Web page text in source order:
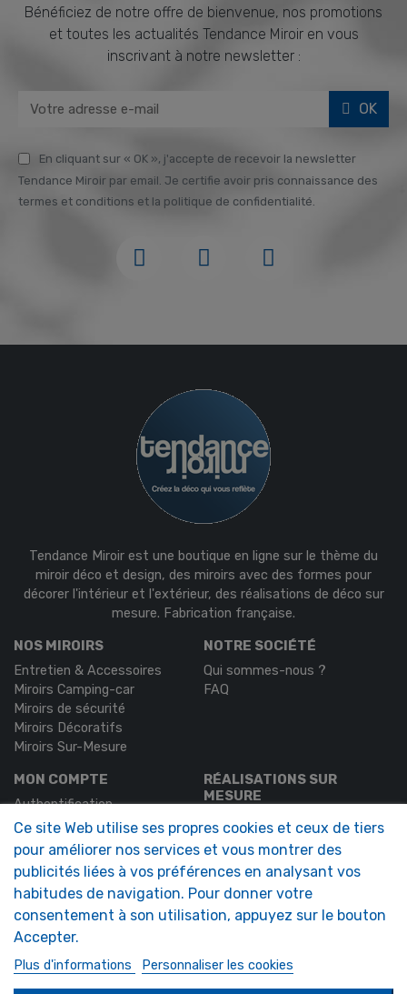
Bénéficiez de notre offre de bienvenue, nos promotions
et toutes les actualités Tendance Miroir en vous
inscrivant à notre newsletter :
OK
En cliquant sur « OK », j'accepte de recevoir la newsletter
Tendance Miroir par email. Je certifie avoir pris connaissance des
termes et conditions et la politique de confidentialité.
Tendance Miroir est une boutique en ligne sur le thème du
miroir déco et design, des miroirs avec des formes pour
décorer l'intérieur et l'extérieur, des réalisations de déco sur
mesure. Fabrication française.
NOS MIROIRS
Entretien & Accessoires
Miroirs Camping-car
Miroirs de sécurité
Miroirs Décoratifs
Miroirs Sur-Mesure
NOTRE SOCIÉTÉ
Qui sommes-nous ?
FAQ
MON COMPTE
Authentification
Mon compte
RÉALISATIONS SUR
MESURE
Demande de devis
SOLIMAR SARL
1324 Boulevard du Vivarais
07000 Privas
Tel.
04 75 30 88 64
contact@tendance-miroir.com
Ce site Web utilise ses propres cookies et ceux de tiers
pour améliorer nos services et vous montrer des
publicités liées à vos préférences en analysant vos
habitudes de navigation. Pour donner votre
consentement à son utilisation, appuyez sur le bouton
Accepter.
Plus d'informations Personnaliser les cookies